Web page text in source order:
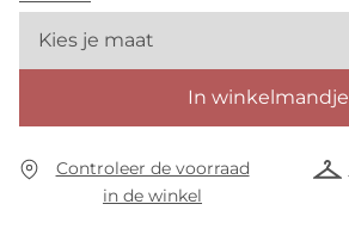
Kies je maat
In winkelmandje
Controleer de voorraad
in de winkel